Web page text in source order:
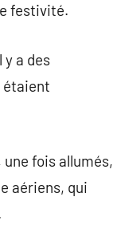
festivité.
a des
étaient
fois allumés,
aériens, qui